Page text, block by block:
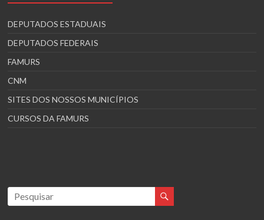
DEPUTADOS ESTADUAIS
DEPUTADOS FEDERAIS
FAMURS
CNM
SITES DOS NOSSOS MUNICÍPIOS
CURSOS DA FAMURS